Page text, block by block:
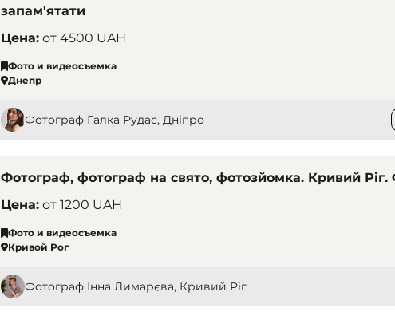
запам'ятати
Цена: от 4500 UAH
Фото и видеосъемка
Днепр
Фотограф Галка Рудас, Дніпро
Фотограф, фотограф на свято, фотозйомка. Кривий Ріг.
Цена: от 1200 UAH
Фото и видеосъемка
Кривой Рог
Фотограф Інна Лимарєва, Кривий Ріг